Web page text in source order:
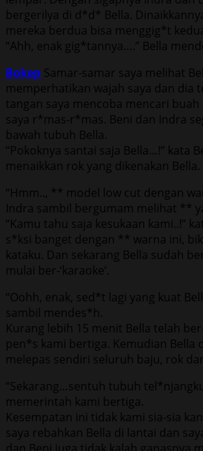
bergerilya di d*d* Bella.
mereka berdua bisa menggig*t
“Ahh, enak gig*tannya….” Bella
Bokep Samar-samar saya melihat
memperhatikan wajah saya dan dia
tangan saya mencoba mencari
saya r*mas-r*mas. Beni dan Indra
bawah tubuh Bella.
“Pokoknya santai saja Bella…!” kata
menaikkan rok yang dikenakan Bella.
“Hmm.., ** model low cut dengan
Indra sambil bergumam melihat **
“Kamu tahu saja kesukaan kami..!”
s*ksi banget dengan ** warna ini,
kataku. Dan sekarang Bella sudah
mulai ber-‘karaoke’.
“Oohh, enak, sed*t lagi yang kuat
sambil mendes*h.
Kurang lebih 15 menit Bella telah
pen*s kami bertiga. Kemudian Bella
melepas sendiri seluruh baju, rok
“Sekarang…sentuh tubuh
memerintah kami bertiga.
Kesempatan ini tidak kami sia-sia
saya rebahkan Bella di lantai dan